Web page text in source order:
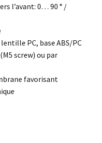
l’avant: 0… 90 ° /
PC, base ABS/PC
screw) ou par
favorisant